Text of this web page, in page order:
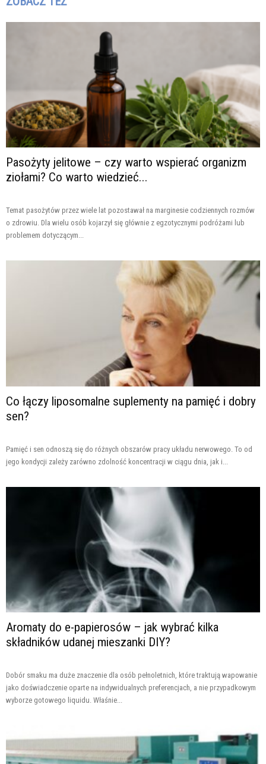
Pasożyty jelitowe – czy warto wspierać organizm
ziołami? Co warto wiedzieć...
Temat pasożytów przez wiele lat pozostawał na marginesie codziennych rozmów
o zdrowiu. Dla wielu osób kojarzył się głównie z egzotycznymi podróżami lub
problemem dotyczącym...
Co łączy liposomalne suplementy na pamięć i dobry
sen?
Pamięć i sen odnoszą się do różnych obszarów pracy układu nerwowego. To od
jego kondycji zależy zarówno zdolność koncentracji w ciągu dnia, jak i...
Aromaty do e-papierosów – jak wybrać kilka
składników udanej mieszanki DIY?
Dobór smaku ma duże znaczenie dla osób pełnoletnich, które traktują wapowanie
jako doświadczenie oparte na indywidualnych preferencjach, a nie przypadkowym
wyborze gotowego liquidu. Właśnie...